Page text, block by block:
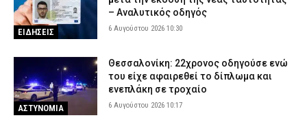
ΕΙΔΗΣΕΙΣ
– Αναλυτικός οδηγός
6 Αυγούστου 2026 10:30
ΑΣΤΥΝΟΜΙΑ
Θεσσαλονίκη: 22χρονος οδηγούσε ενώ
του είχε αφαιρεθεί το δίπλωμα και
ενεπλάκη σε τροχαίο
6 Αυγούστου 2026 10:17